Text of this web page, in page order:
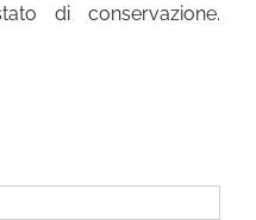
di conservazione.